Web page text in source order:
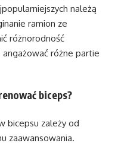
należą
ramion ze
różnorodność
różne partie
biceps?
bicepsu zależy od
zaawansowania.